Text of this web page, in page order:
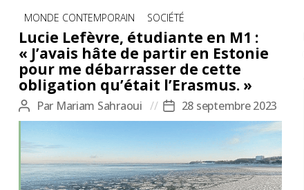
Catégories
MONDE CONTEMPORAIN SOCIÉTÉ
Lucie Lefèvre, étudiante en M1 :
« J’avais hâte de partir en Estonie
pour me débarrasser de cette
obligation qu’était l’Erasmus. »
Auteur
de
l’article
Par Mariam Sahraoui
Date
de
l’article
28 septembre 2023